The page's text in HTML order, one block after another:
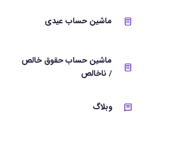
ماشین حساب عیدی
ماشین حساب حقوق خالص
/ ناخالص
وبلاگ